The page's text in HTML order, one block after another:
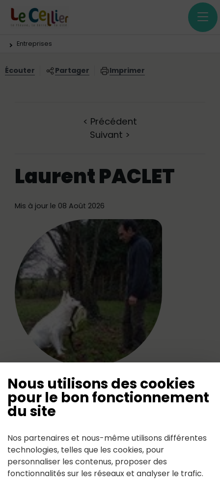
Panneau de gestion des cookies
Nous utilisons des cookies
pour le bon fonctionnement
du site
Nos partenaires et nous-même utilisons différentes
technologies, telles que les cookies, pour
personnaliser les contenus, proposer des
fonctionnalités sur les réseaux et analyser le trafic.
Vous êtes ici:
Entreprises
Écouter Partager Imprimer
< Précédent
Suivant >
Laurent PACLET
Mis à jour le 08 Août 2026
55 route des Funeries -
Launay